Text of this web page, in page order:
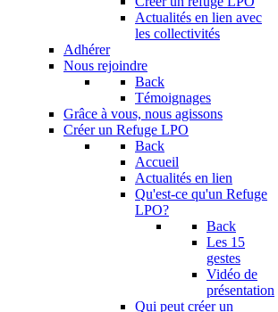
Actualités en lien avec
les collectivités
Adhérer
Nous rejoindre
Back
Témoignages
Grâce à vous, nous agissons
Créer un Refuge LPO
Back
Accueil
Actualités en lien
Qu'est-ce qu'un Refuge
LPO?
Back
Les 15
gestes
Vidéo de
présentation
Qui peut créer un